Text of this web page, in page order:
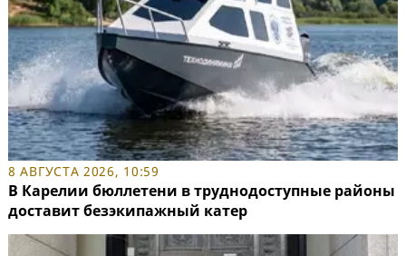
8 АВГУСТА 2026, 10:59
В Карелии бюллетени в труднодоступные районы
доставит безэкипажный катер